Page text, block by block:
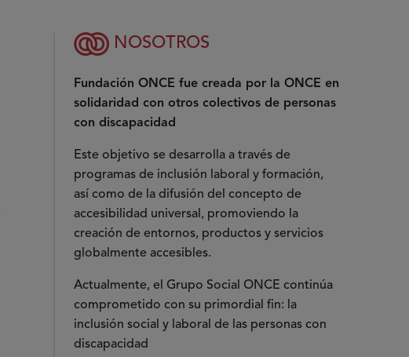
NOSOTROS
Fundación ONCE fue creada por la ONCE en
solidaridad con otros colectivos de personas
con discapacidad
Este objetivo se desarrolla a través de
programas de inclusión laboral y formación,
así como de la difusión del concepto de
accesibilidad universal, promoviendo la
creación de entornos, productos y servicios
globalmente accesibles.
Actualmente, el Grupo Social ONCE continúa
comprometido con su primordial fin: la
inclusión social y laboral de las personas con
discapacidad